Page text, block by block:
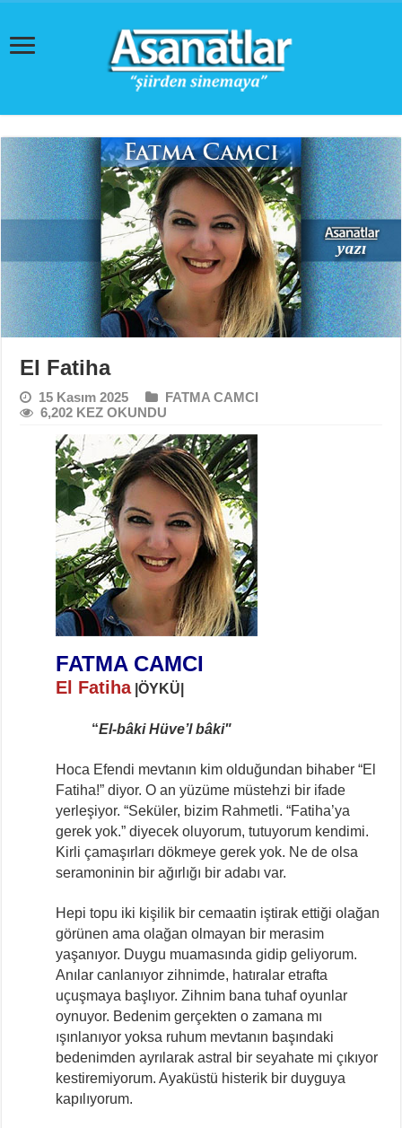
El Fatiha
15 Kasım 2025
FATMA CAMCI
6,202 KEZ OKUNDU
FATMA CAMCI
El Fatiha|ÖYKÜ|
“El-bâki Hüve’l bâki"
Hoca Efendi mevtanın kim olduğundan bihaber “El
Fatiha!” diyor. O an yüzüme müstehzi bir ifade
yerleşiyor. “Seküler, bizim Rahmetli. “Fatiha’ya
gerek yok.” diyecek oluyorum, tutuyorum kendimi.
Kirli çamaşırları dökmeye gerek yok. Ne de olsa
seramoninin bir ağırlığı bir adabı var.
Hepi topu iki kişilik bir cemaatin iştirak ettiği olağan
görünen ama olağan olmayan bir merasim
yaşanıyor. Duygu muamasında gidip geliyorum.
Anılar canlanıyor zihnimde, hatıralar etrafta
uçuşmaya başlıyor. Zihnim bana tuhaf oyunlar
oynuyor. Bedenim gerçekten o zamana mı
ışınlanıyor yoksa ruhum mevtanın başındaki
bedenimden ayrılarak astral bir seyahate mi çıkıyor
kestiremiyorum. Ayaküstü histerik bir duyguya
kapılıyorum.